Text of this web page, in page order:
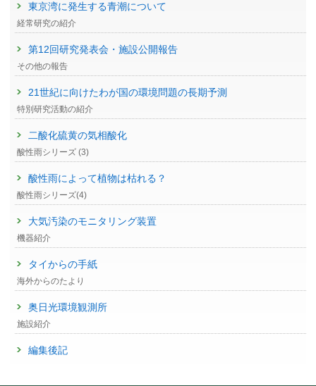
東京湾に発生する青潮について
経常研究の紹介
第12回研究発表会・施設公開報告
その他の報告
21世紀に向けたわが国の環境問題の長期予測
特別研究活動の紹介
二酸化硫黄の気相酸化
酸性雨シリーズ (3)
酸性雨によって植物は枯れる？
酸性雨シリーズ(4)
大気汚染のモニタリング装置
機器紹介
タイからの手紙
海外からのたより
奥日光環境観測所
施設紹介
編集後記